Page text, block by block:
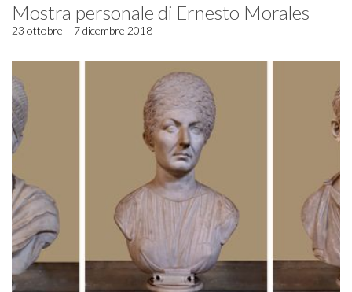
Mostra personale di Ernesto Morales
23 ottobre – 7 dicembre 2018